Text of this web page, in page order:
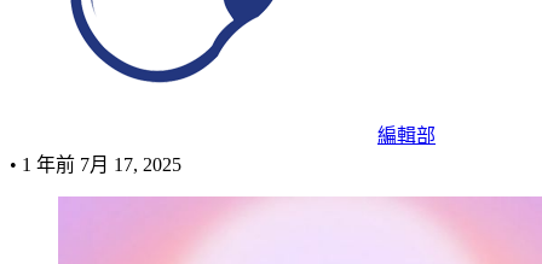
編輯部
• 1 年前 7月 17, 2025